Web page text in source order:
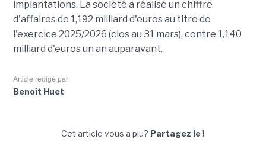
implantations. La société a réalisé un chiffre
d'affaires de 1,192 milliard d'euros au titre de
l'exercice 2025/2026 (clos au 31 mars), contre 1,140
milliard d'euros un an auparavant.
Article rédigé par
Benoît Huet
Cet article vous a plu? Partagez le !